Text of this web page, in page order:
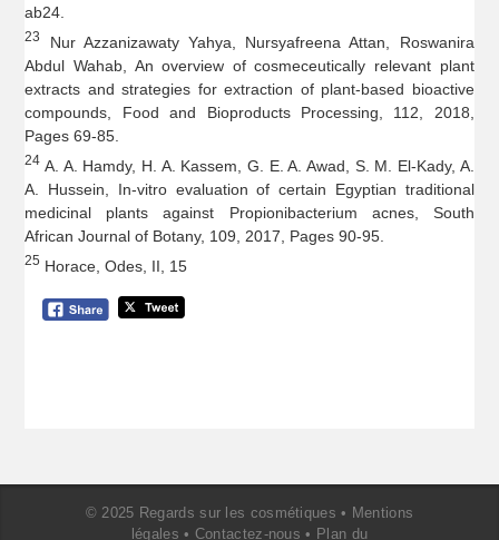
ab24.
23
Nur Azzanizawaty Yahya, Nursyafreena Attan, Roswanira
Abdul Wahab, An overview of cosmeceutically relevant plant
extracts and strategies for extraction of plant-based bioactive
compounds, Food and Bioproducts Processing, 112, 2018,
Pages 69-85.
24 A. A. Hamdy, H. A. Kassem, G. E. A. Awad, S. M. El-Kady, A.
A. Hussein, In-vitro evaluation of certain Egyptian traditional
medicinal plants against Propionibacterium acnes, South
African Journal of Botany, 109, 2017, Pages 90-95.
25 Horace, Odes, II, 15
© 2025 Regards sur les cosmétiques • Mentions
légales • Contactez-nous • Plan du